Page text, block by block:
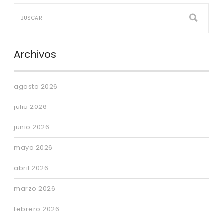
Archivos
agosto 2026
julio 2026
junio 2026
mayo 2026
abril 2026
marzo 2026
febrero 2026